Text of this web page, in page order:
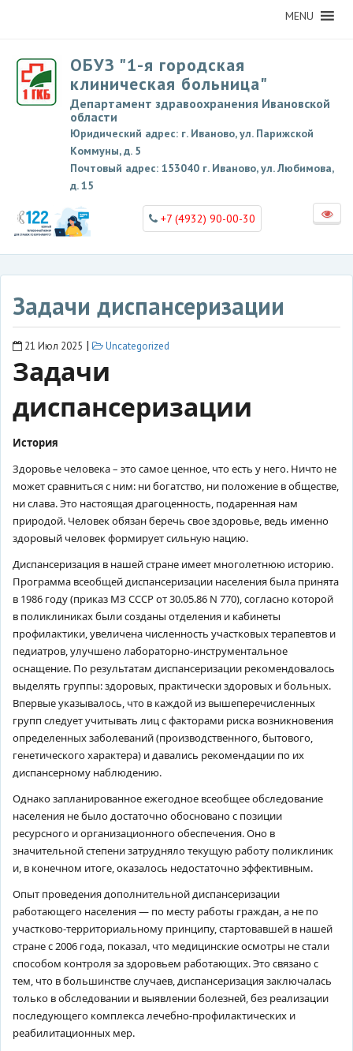
MENU
ОБУЗ "1-я городская
клиническая больница"
Департамент здравоохранения Ивановской
области
Юридический адрес: г. Иваново, ул. Парижской
Коммуны, д. 5
Почтовый адрес: 153040 г. Иваново, ул. Любимова,
д. 15
+7 (4932) 90-00-30
Задачи диспансеризации
21 Июл 2025 | Uncategorized
Задачи
диспансеризации
История
Здоровье человека – это самое ценное, что есть у него. Ничто не
может сравниться с ним: ни богатство, ни положение в обществе,
ни слава. Это настоящая драгоценность, подаренная нам
природой. Человек обязан беречь свое здоровье, ведь именно
здоровый человек формирует сильную нацию.
Диспансеризация в нашей стране имеет многолетнюю историю.
Программа всеобщей диспансеризации населения была принята
в 1986 году (приказ МЗ СССР от 30.05.86 N 770), согласно которой
в поликлиниках были созданы отделения и кабинеты
профилактики, увеличена численность участковых терапевтов и
педиатров, улучшено лабораторно-инструментальное
оснащение. По результатам диспансеризации рекомендовалось
выделять группы: здоровых, практически здоровых и больных.
Впервые указывалось, что в каждой из вышеперечисленных
групп следует учитывать лиц с факторами риска возникновения
определенных заболеваний (производственного, бытового,
генетического характера) и давались рекомендации по их
диспансерному наблюдению.
Однако запланированное ежегодное всеобщее обследование
населения не было достаточно обосновано с позиции
ресурсного и организационного обеспечения. Оно в
значительной степени затрудняло текущую работу поликлиник
и, в конечном итоге, оказалось недостаточно эффективным.
Опыт проведения дополнительной диспансеризации
работающего населения — по месту работы граждан, а не по
участково-территориальному принципу, стартовавшей в нашей
стране с 2006 года, показал, что медицинские осмотры не стали
способом контроля за здоровьем работающих. Это связано с
тем, что в большинстве случаев, диспансеризация заключалась
только в обследовании и выявлении болезней, без реализации
последующего комплекса лечебно-профилактических и
реабилитационных мер.